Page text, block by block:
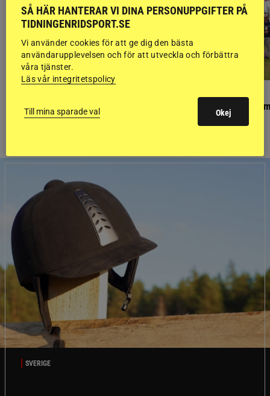
Ponnypappan: Kärlek från första gnägget Finaldag med
SVERIGE
SÅ HÄR HANTERAR VI DINA PERSONUPPGIFTER PÅ
TIDNINGENRIDSPORT.SE
Vi använder cookies för att ge dig den bästa
användarupplevelsen och för att utveckla och förbättra
våra tjänster.
Läs vår integritetspolicy
Till mina sparade val Okej